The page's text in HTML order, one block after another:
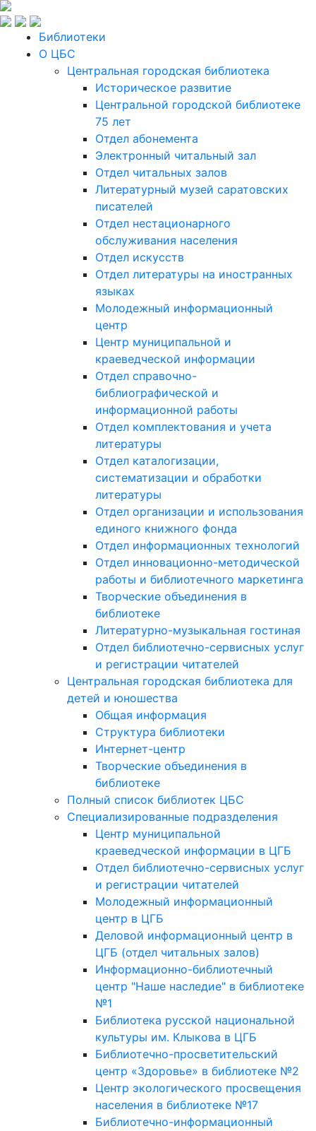
Библиотеки
О ЦБС
Центральная городская библиотека
Историческое развитие
Центральной городской библиотеке
75 лет
Отдел абонемента
Электронный читальный зал
Отдел читальных залов
Литературный музей саратовских
писателей
Отдел нестационарного
обслуживания населения
Отдел искусств
Отдел литературы на иностранных
языках
Молодежный информационный
центр
Центр муниципальной и
краеведческой информации
Отдел справочно-
библиографической и
информационной работы
Отдел комплектования и учета
литературы
Отдел каталогизации,
систематизации и обработки
литературы
Отдел организации и использования
единого книжного фонда
Отдел информационных технологий
Отдел инновационно-методической
работы и библиотечного маркетинга
Творческие объединения в
библиотеке
Литературно-музыкальная гостиная
Отдел библиотечно-сервисных услуг
и регистрации читателей
Центральная городская библиотека для
детей и юношества
Общая информация
Структура библиотеки
Интернет-центр
Творческие объединения в
библиотеке
Полный список библиотек ЦБС
Специализированные подразделения
Центр муниципальной
краеведческой информации в ЦГБ
Отдел библиотечно-сервисных услуг
и регистрации читателей
Молодежный информационный
центр в ЦГБ
Деловой информационный центр в
ЦГБ (отдел читальных залов)
Информационно-библиотечный
центр "Наше наследие" в библиотеке
№1
Библиотека русской национальной
культуры им. Клыкова в ЦГБ
Библиотечно-просветительский
центр «Здоровье» в библиотеке №2
Центр экологического просвещения
населения в библиотеке №17
Библиотечно-информационный